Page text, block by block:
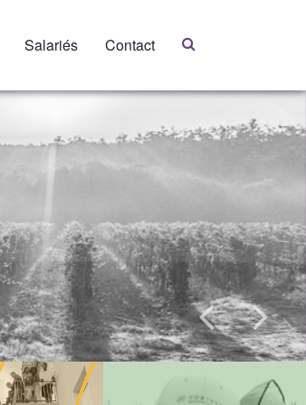
Salariés Contact